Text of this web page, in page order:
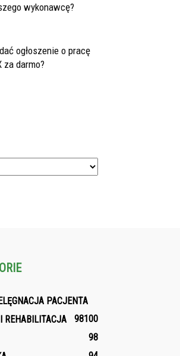
wykonawcę?
ogłoszenie o pracę
za darmo?
PACJENTA
100
REHABILITACJA
98
98